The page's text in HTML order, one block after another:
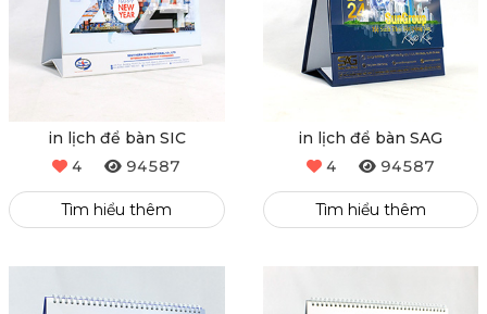
in lịch để bàn SIC
4
94587
Tìm hiểu thêm
in lịch để bàn SAG
4
94587
Tìm hiểu thêm